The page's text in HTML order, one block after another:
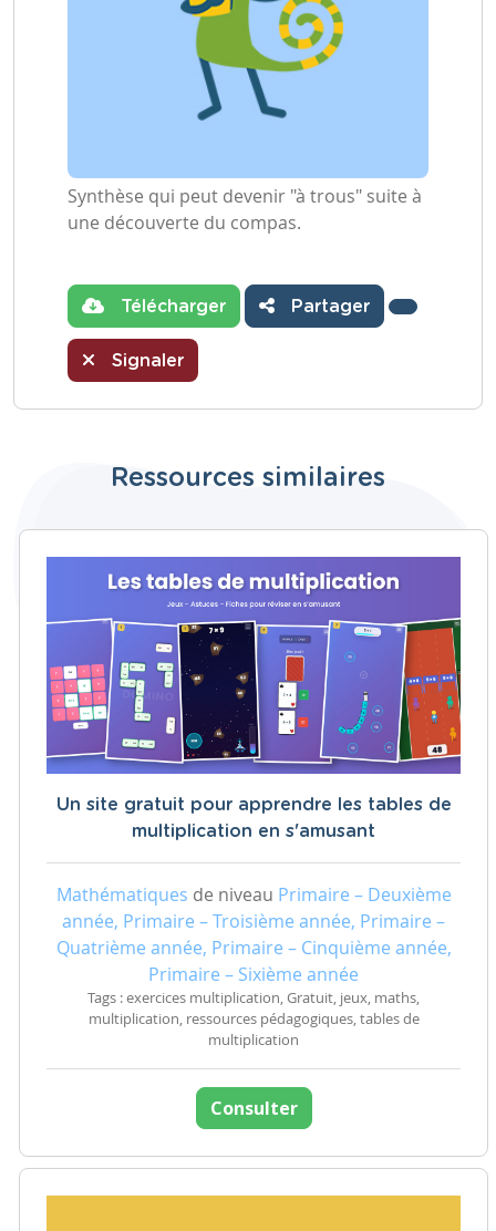
Synthèse qui peut devenir "à trous" suite à
une découverte du compas.
Télécharger Partager
Signaler
Ressources similaires
Un site gratuit pour apprendre les tables de
multiplication en s'amusant
Mathématiques de niveau Primaire – Deuxième
année, Primaire – Troisième année, Primaire –
Quatrième année, Primaire – Cinquième année,
Primaire – Sixième année
Tags : exercices multiplication, Gratuit, jeux, maths,
multiplication, ressources pédagogiques, tables de
multiplication
Consulter